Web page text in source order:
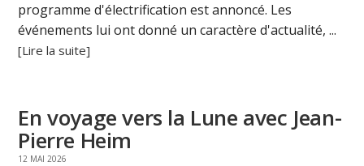
programme d'électrification est annoncé. Les
événements lui ont donné un caractère d'actualité, ...
[Lire la suite]
En voyage vers la Lune avec Jean-
Pierre Heim
12 MAI 2026